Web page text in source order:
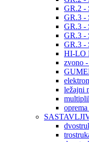
GR.2 -
GR.3 -
GR.3 -
GR.3 -
GR.3 -
HI-LO
zvono
ležajni